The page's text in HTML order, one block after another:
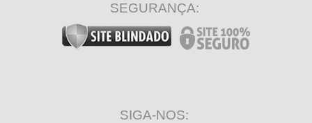
SEGURANÇA:
SIGA-NOS: